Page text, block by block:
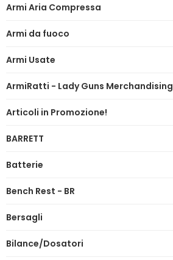
Armi Aria Compressa
Armi da fuoco
Armi Usate
ArmiRatti - Lady Guns Merchandising
Articoli in Promozione!
BARRETT
Batterie
Bench Rest - BR
Bersagli
Bilance/Dosatori